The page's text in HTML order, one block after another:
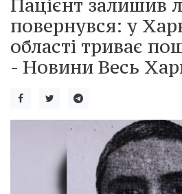
Пацієнт залишив
повернувся: у
області триває
- Новини Весь